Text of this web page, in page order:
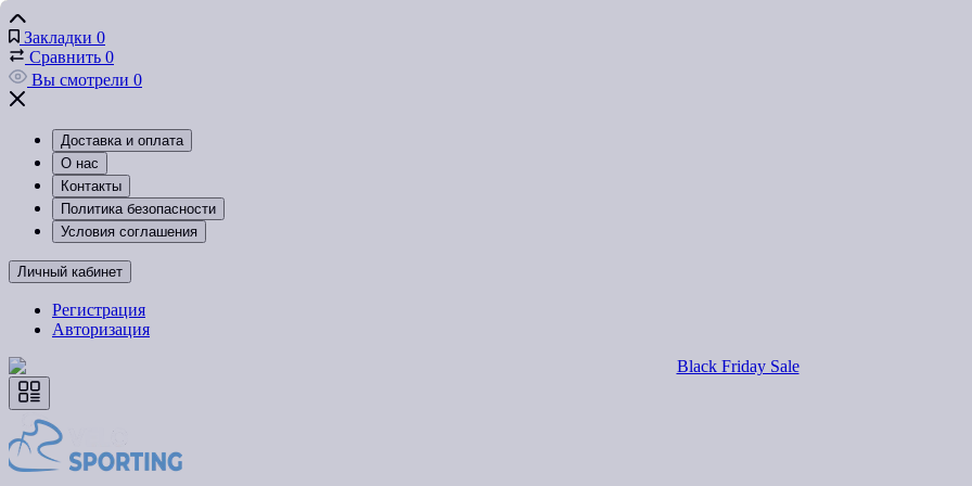
Закладки 0
Сравнить 0
Вы смотрели 0
Доставка и оплата
О нас
Контакты
Политика безопасности
Условия соглашения
Личный кабинет
Регистрация
Авторизация